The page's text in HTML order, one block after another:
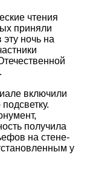
чтения
приняли
ночь на
включили
получила
на стене-
у